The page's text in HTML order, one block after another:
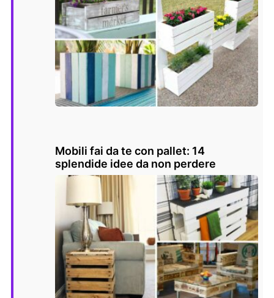
Mobili fai da te con pallet: 14
splendide idee da non perdere